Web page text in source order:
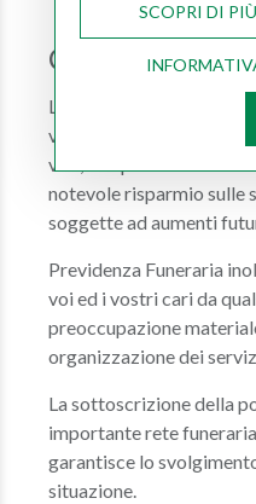
Cos'è la
Lo scopo della
voi ed i vostri cari,
vita, il rispetto delle
notevole risparmio sulle
soggette ad aumenti
Previdenza Funeraria
voi ed i vostri cari da
preoccupazione
organizzazione dei
La sottoscrizione della
importante rete
garantisce lo
situazione.
SCOPRI DI